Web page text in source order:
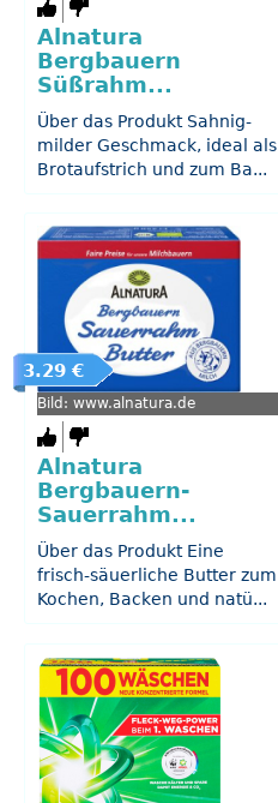
Alnatura
Bergbauern
Süßrahm...
Über das Produkt Sahnig-
milder Geschmack, ideal als
Brotaufstrich und zum Ba...
3.29 €
Bild: www.alnatura.de
Alnatura
Bergbauern-
Sauerrahm...
Über das Produkt Eine
frisch-säuerliche Butter zum
Kochen, Backen und natü...